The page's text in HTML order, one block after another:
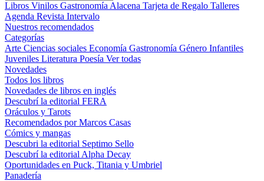
Libros Vinilos Gastronomía Alacena Tarjeta de Regalo Talleres
Agenda Revista Intervalo
Nuestros recomendados
Categorías
Arte Ciencias sociales Economía Gastronomía Género Infantiles
Juveniles Literatura Poesía Ver todas
Novedades
Todos los libros
Novedades de libros en inglés
Descubrí la editorial FERA
Oráculos y Tarots
Recomendados por Marcos Casas
Cómics y mangas
Descubri la editorial Septimo Sello
Descubrí la editorial Alpha Decay
Oportunidades en Puck, Titania y Umbriel
Panadería